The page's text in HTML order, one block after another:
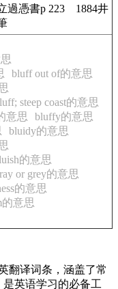
過憑書p 223 1884井
bluff out of的意思
steep coast的意思
意思
bluffy的意思
bluidy的意思
的意思
or grey的意思
的意思
的意思
翻译词条，涵盖了常
英语学习的必备工